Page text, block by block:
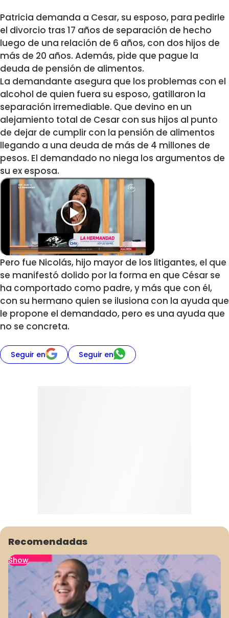
Patricia demanda a Cesar, su esposo, para pedirle
el divorcio tras 17 años de separación de hecho
luego de una relación de 6 años, con dos hijos de
más de 20 años. Además, pide que pague la
deuda de pensión de alimentos.
La demandante asegura que los problemas con el
alcohol de quien fuera su esposo, gatillaron la
separación irremediable. Que devino en un
alejamiento total de Cesar con sus hijos al punto
de dejar de cumplir con la pensión de alimentos
llegando a una deuda de más de 4 millones de
pesos. El demandado no niega los argumentos de
su ex esposa.
Pero fue Nicolás, hijo mayor de los litigantes, el que
se manifestó dolido por la forma en que César se
ha comportado como padre, y más que con él,
con su hermano quien se ilusiona con la ayuda que
le propone el demandado, pero es una ayuda que
no se concreta.
Seguir en Seguir en
Recomendadas
Show